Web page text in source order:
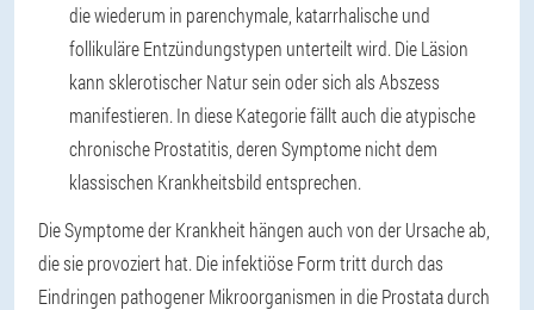
die wiederum in parenchymale, katarrhalische und
follikuläre Entzündungstypen unterteilt wird. Die Läsion
kann sklerotischer Natur sein oder sich als Abszess
manifestieren. In diese Kategorie fällt auch die atypische
chronische Prostatitis, deren Symptome nicht dem
klassischen Krankheitsbild entsprechen.
Die Symptome der Krankheit hängen auch von der Ursache ab,
die sie provoziert hat. Die infektiöse Form tritt durch das
Eindringen pathogener Mikroorganismen in die Prostata durch